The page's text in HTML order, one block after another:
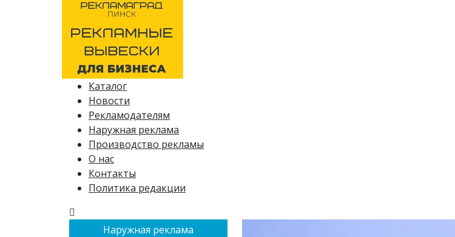
Каталог
Новости
Рекламодателям
Наружная реклама
Производство рекламы
О нас
Контакты
Политика редакции
Наружная реклама